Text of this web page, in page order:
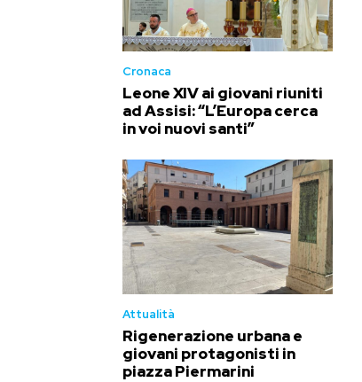
Cronaca
Leone XIV ai giovani riuniti
ad Assisi: “L’Europa cerca
in voi nuovi santi”
Attualità
Rigenerazione urbana e
giovani protagonisti in
piazza Piermarini